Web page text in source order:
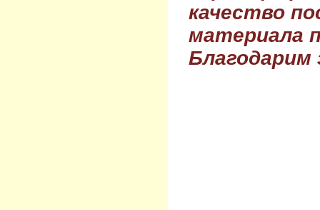
качество
материала
Благодарим